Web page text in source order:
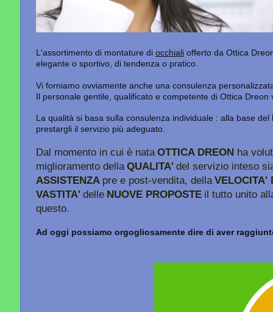
L'assortimento di montature di occhialiofferto da Ottica
elegante o sportivo, di tendenza o pratico.
Vi forniamo ovviamente anche una consulenza
Il personale gentile, qualificato e competente di Ottica
La qualità si basa sulla consulenza individuale : alla base
prestargli il servizio più adeguato.
Dal momento in cui è nata OTTICA DREON ha
miglioramento della QUALITA' del servizio inteso
ASSISTENZA pre e post-vendita, della VELOCITA'
VASTITA' delle NUOVE PROPOSTE il tutto unito
questo.
Ad oggi possiamo orgogliosamente dire di aver